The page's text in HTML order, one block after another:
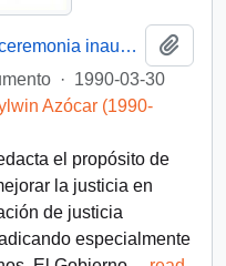
Discurso del Presidente en la ceremonia inaugural de la convencion de Magistrados Judiciales
· 1990-03-30
Azócar (1990-
el propósito de
la justicia en
de justicia
especialmente